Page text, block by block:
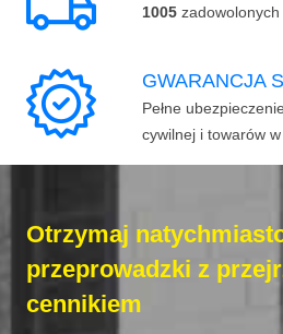
1005 zadowolonych
GWARANCJA
Pełne
cywilnej i towarów w
Otrzymaj
przeprowadzki z
cennikiem